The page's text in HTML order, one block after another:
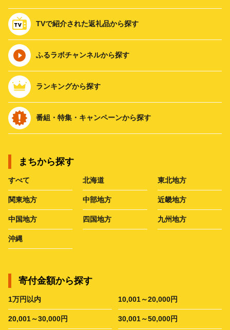
TVで紹介された返礼品から探す
ふるラボチャンネルから探す
ランキングから探す
番組・特集・キャンペーンから探す
まちから探す
すべて 北海道 東北地方
関東地方 中部地方 近畿地方
中国地方 四国地方 九州地方
沖縄
寄付金額から探す
1万円以内 10,001～20,000円
20,001～30,000円 30,001～50,000円